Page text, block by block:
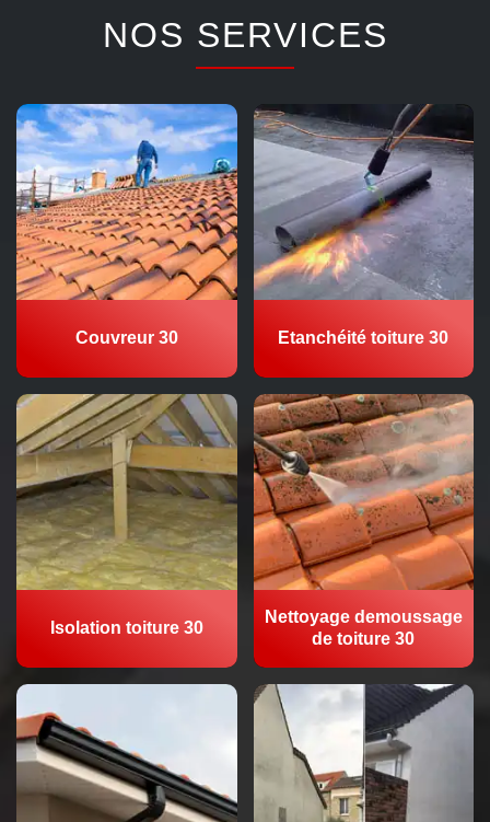
NOS SERVICES
Couvreur 30 Etanchéité toiture 30
Isolation toiture 30
Nettoyage demoussage
de toiture 30